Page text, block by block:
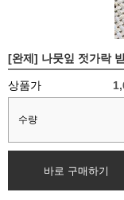
[완제] 나뭇잎 젓가락
상품가
수량
바로 구매하기